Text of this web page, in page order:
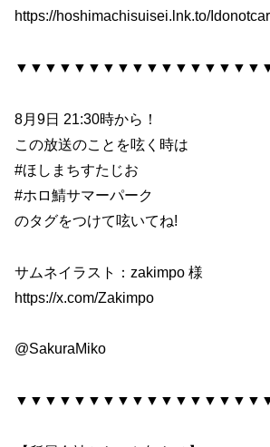
https://hoshimachisuisei.lnk.to/
8月9日 21:30時から！
この放送のことを呟く時は
#ほしまちすたじお
#ホロ鯖サマーパーク
のタグをつけて呟いてね!
サムネイラスト：zakimpo 様
https://x.com/Zakimpo
@SakuraMiko